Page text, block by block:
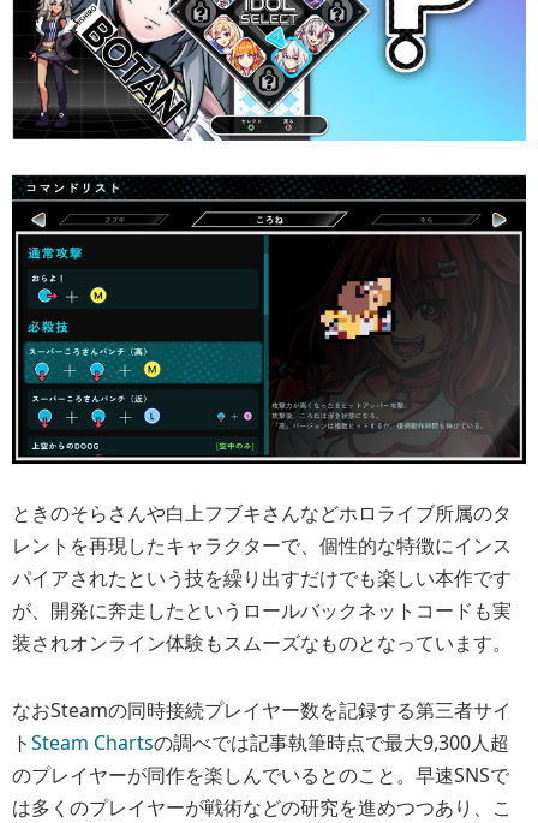
ときのそらさんや白上フブキさんなどホロライブ所属のタ
レントを再現したキャラクターで、個性的な特徴にインス
パイアされたという技を繰り出すだけでも楽しい本作です
が、開発に奔走したというロールバックネットコードも実
装されオンライン体験もスムーズなものとなっています。
なおSteamの同時接続プレイヤー数を記録する第三者サイ
トSteam Chartsの調べでは記事執筆時点で最大9,300人超
のプレイヤーが同作を楽しんでいるとのこと。早速SNSで
は多くのプレイヤーが戦術などの研究を進めつつあり、こ